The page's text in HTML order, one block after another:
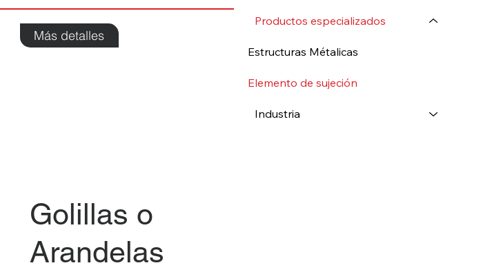
Golillas o
Arandelas
Más detalles
Productos especializados
Estructuras Métalicas
Elemento de sujeción
Industria